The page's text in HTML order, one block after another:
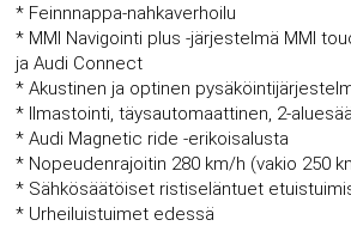
* Feinnnappa-nahkaverhoilu
* MMI Navigointi plus -järjestelmä MMI
ja Audi Connect
* Akustinen ja optinen
* Ilmastointi, täysautomaattinen, 2-
* Audi Magnetic ride -erikoisalusta
* Nopeudenrajoitin 280 km/h (vakio 250
* Sähkösäätöiset ristiseläntuet
* Urheiluistuimet edessä